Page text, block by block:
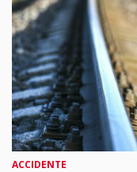
ACCIDENTE